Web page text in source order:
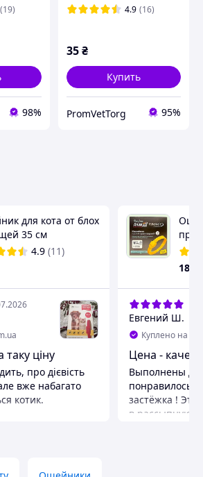
(19)
98%
4.9 (16)
35₴
Купить
PromVetTorg 95%
для кота от блох
35 см
4.9 (11)
таку ціну
про дієвість
вже набагато
котик.
для
185
Евгений Ш.
Куплено на
Цена -
Выполнены
понравилось
застёжка !
в рассыпную